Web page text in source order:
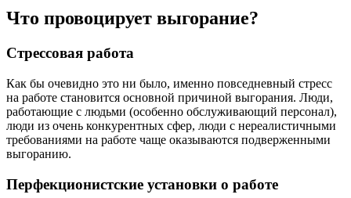
Что провоцирует выгорание?
Стрессовая работа
Как бы очевидно это ни было, именно повседневный стресс
на работе становится основной причиной выгорания. Люди,
работающие с людьми (особенно обслуживающий персонал),
люди из очень конкурентных сфер, люди с нереалистичными
требованиями на работе чаще оказываются подверженными
выгоранию.
Перфекционистские установки о работе